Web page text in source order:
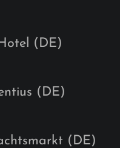
(DE)
(DE)
(DE)